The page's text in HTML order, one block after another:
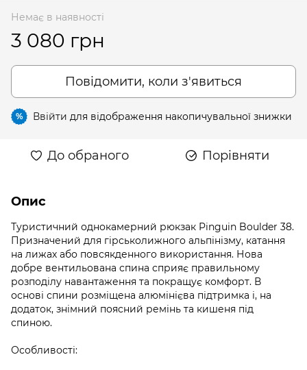
Немає в наявності
3 080 грн
Повідомити, коли з'явиться
% Ввійти для відображення накопичувальної знижки
До обраного Порівняти
Опис
Туристичний однокамерний рюкзак Pinguin Boulder 38.
Призначений для гірськолижного альпінізму, катання
на лижах або повсякденного використання. Нова
добре вентильована спина сприяє правильному
розподілу навантаження та покращує комфорт. В
основі спини розміщена алюмінієва підтримка і, на
додаток, знімний поясний ремінь та кишеня під
спиною.
Особливості: